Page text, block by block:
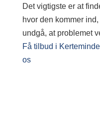
Det vigtigste er at
hvor den kommer
undgå, at problemet
Få tilbud i Kerteminde
os